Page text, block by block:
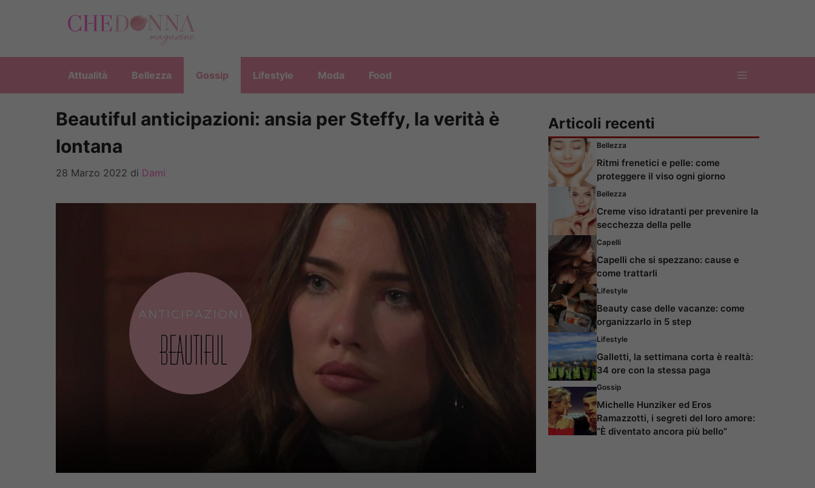
Attualità Bellezza Gossip Lifestyle Moda Food
Beautiful anticipazioni: ansia per Steffy, la verità è
lontana
28 Marzo 2022 di Dami
Articoli recenti
Bellezza
Ritmi frenetici e pelle: come
proteggere il viso ogni giorno
Bellezza
Creme viso idratanti per prevenire la
secchezza della pelle
Capelli
Capelli che si spezzano: cause e
come trattarli
Lifestyle
Beauty case delle vacanze: come
organizzarlo in 5 step
Lifestyle
Galletti, la settimana corta è realtà:
34 ore con la stessa paga
Gossip
Michelle Hunziker ed Eros
Ramazzotti, i segreti del loro amore:
“È diventato ancora più bello”